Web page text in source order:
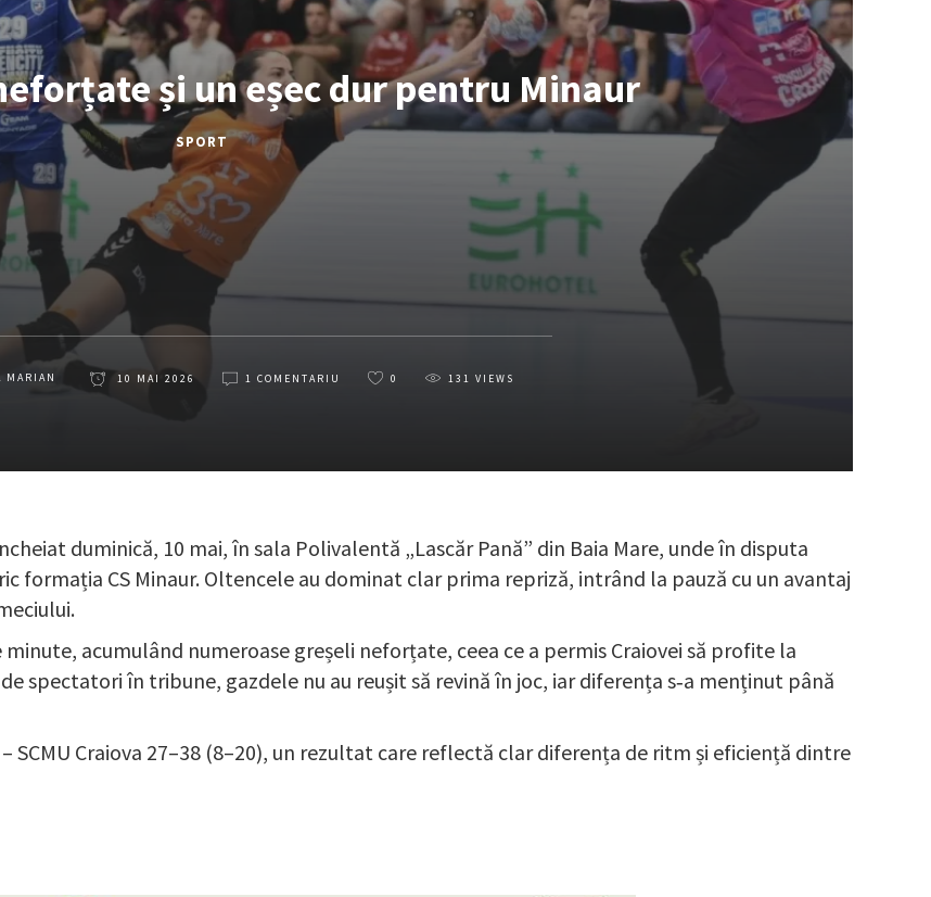
și un eșec dur pentru Minaur
SPORT
MARIAN 10 MAI 2026 1 COMENTARIU 0 131 VIEWS
duminică, 10 mai, în sala Polivalentă „Lascăr Pană” din Baia Mare, unde în disputa
formația CS Minaur. Oltencele au dominat clar prima repriză, intrând la pauză cu un avantaj
acumulând numeroase greșeli neforțate, ceea ce a permis Craiovei să profite la
spectatori în tribune, gazdele nu au reușit să revină în joc, iar diferența s‑a menținut până
SCMU Craiova 27–38 (8–20), un rezultat care reflectă clar diferența de ritm și eficiență dintre